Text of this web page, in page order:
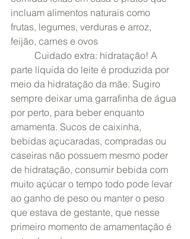
incluam alimentos naturais como
frutas, legumes, verduras e arroz,
feijão, carnes e ovos
parte líquida do leite é produzida por
meio da hidratação da mãe. Sugiro
sempre deixar uma garrafinha de água
por perto, para beber enquanto
amamenta. Sucos de caixinha,
bebidas açucaradas, compradas ou
caseiras não possuem mesmo poder
de hidratação, consumir bebida com
muito açúcar o tempo todo pode levar
ao ganho de peso ou manter o peso
que estava de gestante, que nesse
primeiro momento de amamentação é